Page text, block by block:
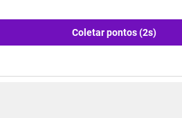
Coletar pontos (1s)